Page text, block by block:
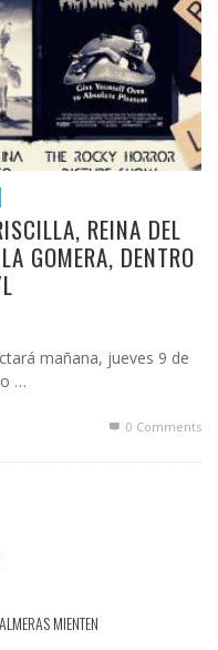
REINA DEL
GOMERA, DENTRO
mañana, jueves 9 de
…
0 Comments
MIENTEN